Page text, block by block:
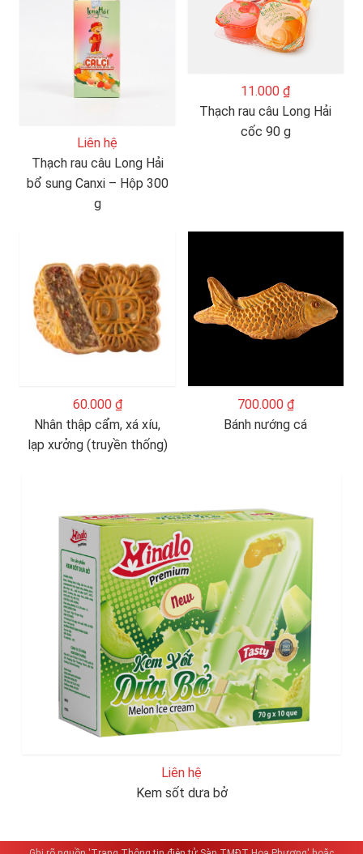
Liên hệ
Thạch rau câu Long Hải
bổ sung Canxi – Hộp 300
g
11.000 ₫
Thạch rau câu Long Hải
cốc 90 g
60.000 ₫
Nhân thập cẩm, xá xíu,
lạp xưởng (truyền thống)
700.000 ₫
Bánh nướng cá
Liên hệ
Kem sốt dưa bở